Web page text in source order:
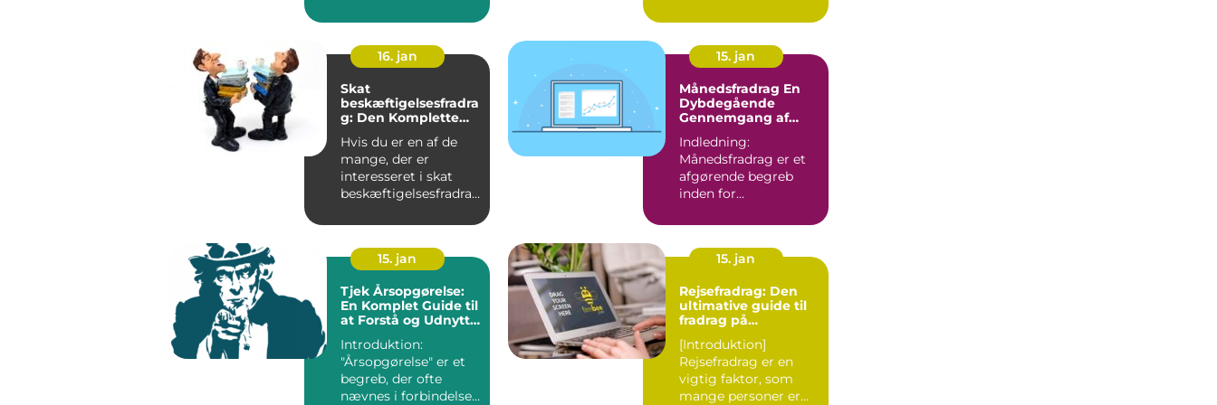
16. jan
Skat
beskæftigelsesfradra
g: Den Komplette
Hvis du er en af de
mange, der er
interesseret i skat
beskæftigelsesfradrag
dybde...
15. jan
Månedsfradrag En
Dybdegående
Gennemgang af
Indledning:
Månedsfradrag er et
afgørende begreb
inden for
som alle bør være
opmæ...
15. jan
Tjek Årsopgørelse:
En Komplet Guide til
at Forstå og Udnytte
Introduktion:
"Årsopgørelse" er et
begreb, der ofte
nævnes i forbindelse
15. jan
Rejsefradrag: Den
ultimative guide til
fradrag på
[Introduktion]
Rejsefradrag er en
vigtig faktor, som
mange personer er